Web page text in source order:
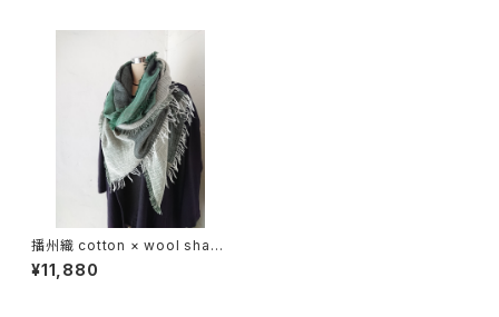
播州織 cotton × wool shawl
__ block 220 海松W
¥11,880